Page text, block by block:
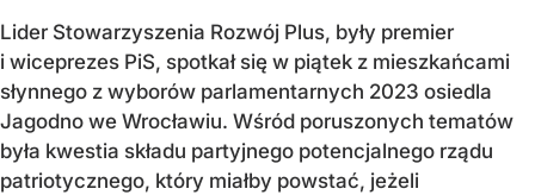
Lider Stowarzyszenia Rozwój Plus, były premier
i wiceprezes PiS, spotkał się w piątek z mieszkańcami
słynnego z wyborów parlamentarnych 2023 osiedla
Jagodno we Wrocławiu. Wśród poruszonych tematów
była kwestia składu partyjnego potencjalnego rządu
patriotycznego, który miałby powstać, jeżeli